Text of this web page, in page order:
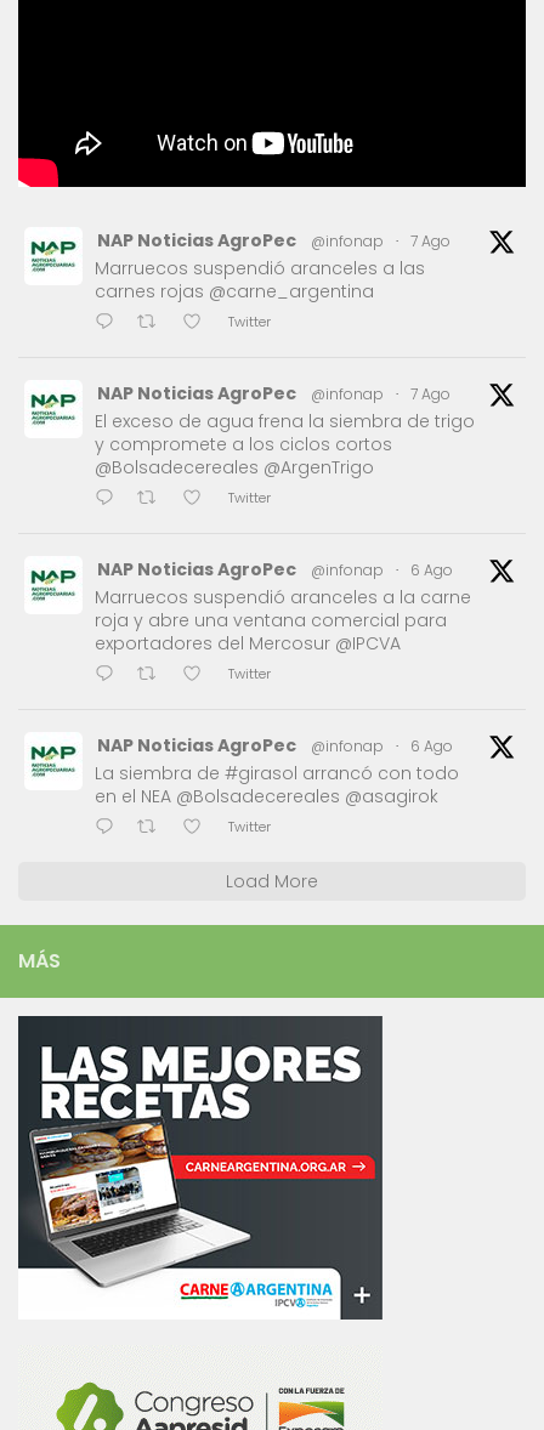
NAP Noticias AgroPec @infonap · 7 Ago
Marruecos suspendió aranceles a las
carnes rojas @carne_argentina
Twitter
NAP Noticias AgroPec @infonap · 7 Ago
El exceso de agua frena la siembra de trigo
y compromete a los ciclos cortos
@Bolsadecereales @ArgenTrigo
Twitter
NAP Noticias AgroPec @infonap · 6 Ago
Marruecos suspendió aranceles a la carne
roja y abre una ventana comercial para
exportadores del Mercosur @IPCVA
Twitter
NAP Noticias AgroPec @infonap · 6 Ago
La siembra de #girasol arrancó con todo
en el NEA @Bolsadecereales @asagirok
Twitter
Load More
MÁS